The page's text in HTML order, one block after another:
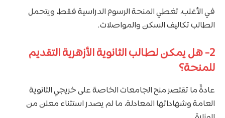
في الأغلب، تغطي المنحة الرسوم الدراسية فقط، ويتحمل
الطالب تكاليف السكن والمواصلات.
2- هل يمكن لطالب الثانوية الأزهرية التقديم
للمنحة؟
عادةً ما تقتصر منح الجامعات الخاصة على خريجي الثانوية
العامة وشهاداتها المعادلة، ما لم يصدر استثناء معلن من